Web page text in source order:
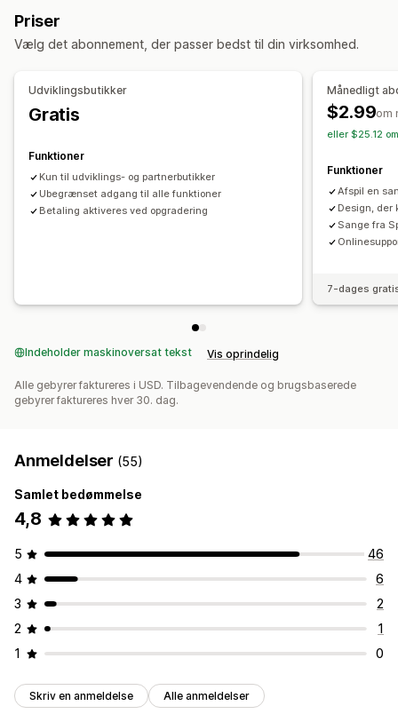
Sæsonbetonede begivenheder
Efterår Black Friday (Black Friday/Cyber Monday)
Jul
Kampagner
Tilpassede begivenheder
Priser
Vælg det abonnement, der passer bedst til din virksomhed.
Udviklingsbutikker
Gratis
Funktioner
Kun til udviklings- og partnerbutikker
Ubegrænset adgang til alle funktioner
Betaling aktiveres ved opgradering
Månedligt
$2.99om
eller $25.12
Funktioner
Afspil en
Design, der
Sange fra
7-dages
Indeholder maskinoversat tekst Vis oprindelig
Alle gebyrer faktureres i USD. Tilbagevendende og brugsbaserede
gebyrer faktureres hver 30. dag.
Anmeldelser (55)
Samlet bedømmelse
4,8
5
46
4
6
3
2
2
1
1
0
Skriv en anmeldelse Alle anmeldelser